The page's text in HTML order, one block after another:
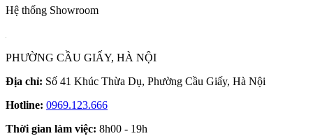
Hệ thống Showroom
PHƯỜNG CẦU GIẤY, HÀ NỘI
Địa chỉ: Số 41 Khúc Thừa Dụ, Phường Cầu Giấy, Hà Nội
Hotline: 0969.123.666
Thời gian làm việc: 8h00 - 19h